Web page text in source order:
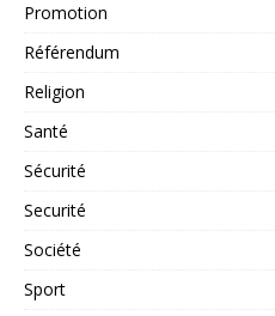
Promotion
Référendum
Religion
Santé
Sécurité
Securité
Société
Sport